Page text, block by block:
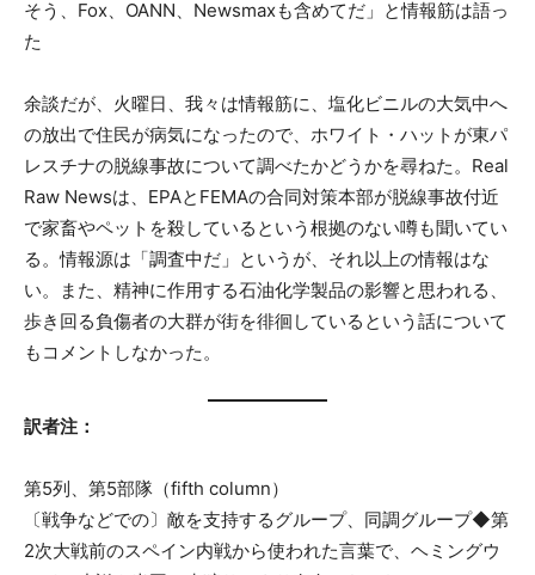
そう、Fox、OANN、Newsmaxも含めてだ」と情報筋は語っ
た
余談だが、火曜日、我々は情報筋に、塩化ビニルの大気中へ
の放出で住民が病気になったので、ホワイト・ハットが東パ
レスチナの脱線事故について調べたかどうかを尋ねた。Real
Raw Newsは、EPAとFEMAの合同対策本部が脱線事故付近
で家畜やペットを殺しているという根拠のない噂も聞いてい
る。情報源は「調査中だ」というが、それ以上の情報はな
い。また、精神に作用する石油化学製品の影響と思われる、
歩き回る負傷者の大群が街を徘徊しているという話について
もコメントしなかった。
訳者注：
第5列、第5部隊（fifth column）
〔戦争などでの〕敵を支持するグループ、同調グループ◆第
2次大戦前のスペイン内戦から使われた言葉で、ヘミングウ